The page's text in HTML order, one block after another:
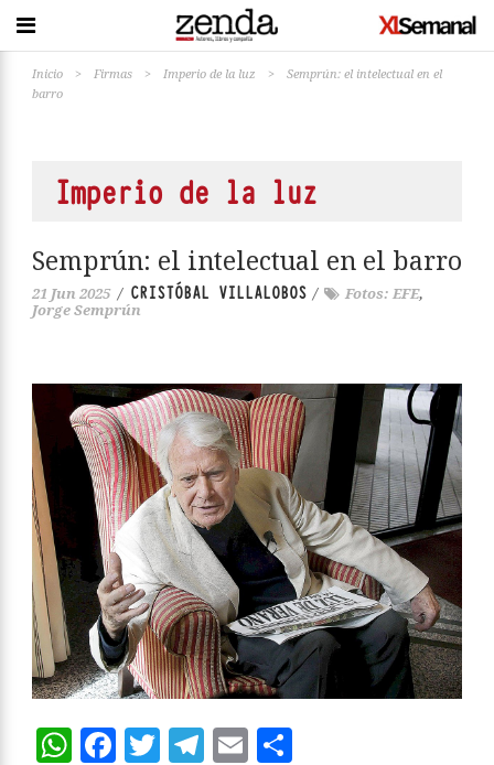
Inicio > Firmas > Imperio de la luz >
Semprún: el intelectual en el
barro
Imperio de la luz
Semprún: el intelectual en el barro
21 Jun 2025 / CRISTÓBAL VILLALOBOS / Fotos: EFE,
Jorge Semprún
WhatsApp
Facebook
Twitter
Telegram
Email